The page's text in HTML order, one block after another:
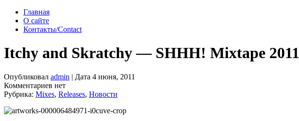
Главная
О сайте
Контакты/Contact
Itchy and Skratchy — SHHH! Mixtape
Опубликовал admin | Дата 4 июня, 2011
Комментариев нет
Рубрика: Mixes, Releases, Новости